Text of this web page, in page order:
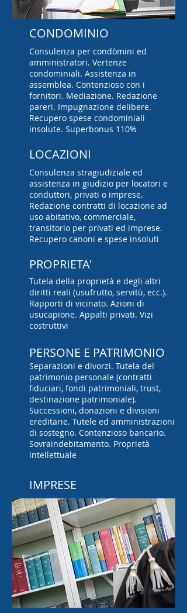
CONDOMINIO
Consulenza per condòmini ed
amministratori. Vertenze
condominiali. Assistenza in
assemblea. Contenzioso con i
fornitori. Mediazione. Redazione
pareri. Impugnazione delibere.
Recupero spese condominiali
insolute. Superbonus 110%
LOCAZIONI
Consulenza stragiudiziale ed
assistenza in giudizio per locatori e
conduttori, privati o imprese.
Redazione contratti di locazione ad
uso abitativo, commerciale,
transitorio per privati ed imprese.
Recupero canoni e spese insoluti
PROPRIETA'
Tutela della proprietà e degli altri
diritti reali (usufrutto, servitù, ecc.).
Rapporti di vicinato. Azioni di
usucapione. Appalti privati. Vizi
costruttivi
PERSONE E PATRIMONIO
Separazioni e divorzi. Tutela del
patrimonio personale (contratti
fiduciari, fondi patrimoniali, trust,
destinazione patrimoniale).
Successioni, donazioni e divisioni
ereditarie. Tutele ed amministrazioni
di sostegno. Contenzioso bancario.
Sovraindebitamento. Proprietà
intellettuale
IMPRESE